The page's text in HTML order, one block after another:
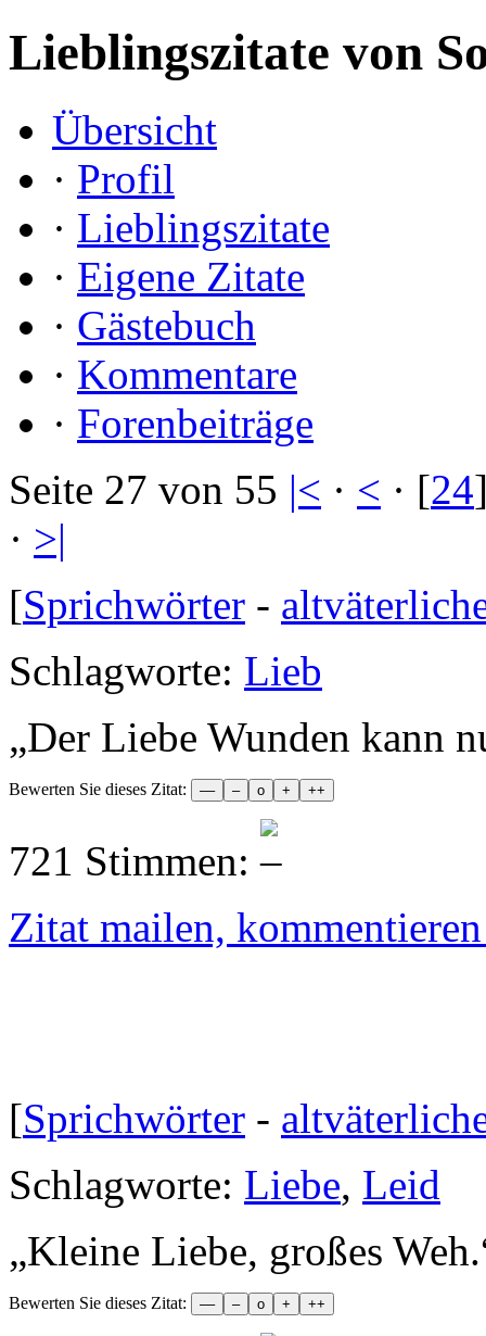
Lieblingszitate von
Übersicht
· Profil
· Lieblingszitate
· Eigene Zitate
· Gästebuch
· Kommentare
· Forenbeiträge
Seite 27 von 55 |< · < · [24
· >|
[Sprichwörter -
Schlagworte: Lieb
„Der Liebe Wunden kann
Bewerten Sie dieses Zitat:
721 Stimmen:
Zitat mailen,
[Sprichwörter -
Schlagworte: Liebe, Leid
„Kleine Liebe, großes Weh.
Bewerten Sie dieses Zitat: